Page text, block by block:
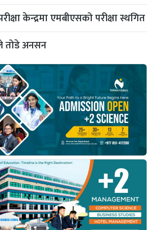
केन्द्रमा एमबीएसको परीक्षा स्थगित
तोडे अनसन